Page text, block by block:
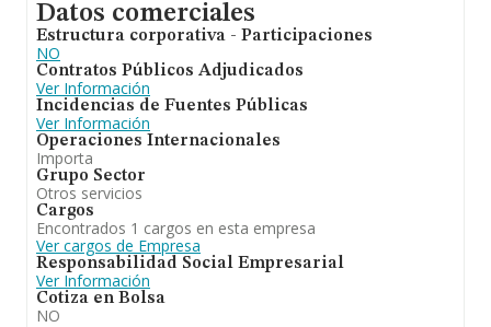
Datos comerciales
Estructura corporativa - Participaciones
NO
Contratos Públicos Adjudicados
Ver Información
Incidencias de Fuentes Públicas
Ver Información
Operaciones Internacionales
Importa
Grupo Sector
Otros servicios
Cargos
Encontrados 1 cargos en esta empresa
Ver cargos de Empresa
Responsabilidad Social Empresarial
Ver Información
Cotiza en Bolsa
NO